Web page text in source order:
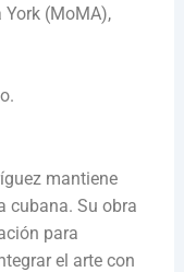
York (MoMA),
mantiene
cubana. Su obra
para
el arte con